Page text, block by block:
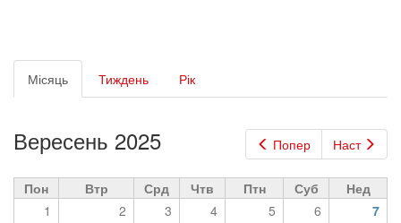
Первинні
вкладки
Місяць (активна
вкладка)
Тиждень Рік
Попер Наст
Вересень 2025
Пон Втр Срд Чтв Птн Суб
Нед
1
2 3 4 5 6 7